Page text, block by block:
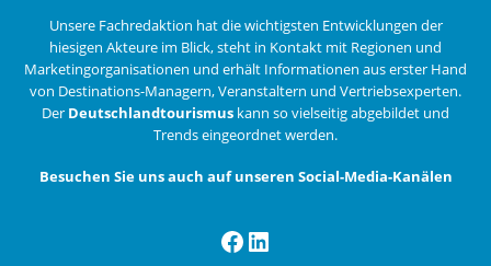
Unsere Fachredaktion hat die wichtigsten Entwicklungen der
hiesigen Akteure im Blick, steht in Kontakt mit Regionen und
Marketingorganisationen und erhält Informationen aus erster Hand
von Destinations-Managern, Veranstaltern und Vertriebsexperten.
Der Deutschlandtourismus kann so vielseitig abgebildet und
Trends eingeordnet werden.
Besuchen Sie uns auch auf unseren Social-Media-Kanälen
Facebook
LinkedIn